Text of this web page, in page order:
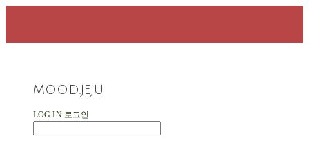
MOOD.JEJU
LOG IN 로그인